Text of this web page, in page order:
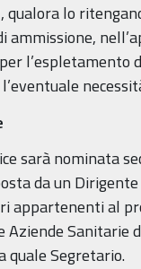
lo
l’espletamento
sarà nominata
da un
appartenenti al
Sanitarie
quale Segretario.